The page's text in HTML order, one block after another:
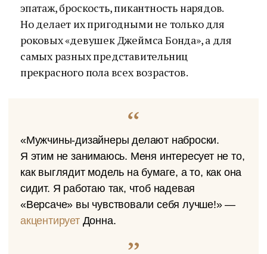
эпатаж, броскость, пикантность нарядов.
Но делает их пригодными не только для
роковых «девушек Джеймса Бонда», а для
самых разных представительниц
прекрасного пола всех возрастов.
«Мужчины-дизайнеры делают наброски.
Я этим не занимаюсь. Меня интересует не то,
как выглядит модель на бумаге, а то, как она
сидит. Я работаю так, чтоб надевая
«Версаче» вы чувствовали себя лучше!» —
акцентируетДонна.